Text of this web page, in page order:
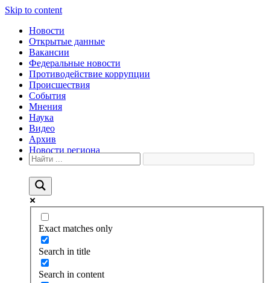
Skip to content
Новости
Открытые данные
Вакансии
Федеральные новости
Противодействие коррупции
Происшествия
События
Мнения
Наука
Видео
Архив
Новости региона
Exact matches only
Search in title
Search in content